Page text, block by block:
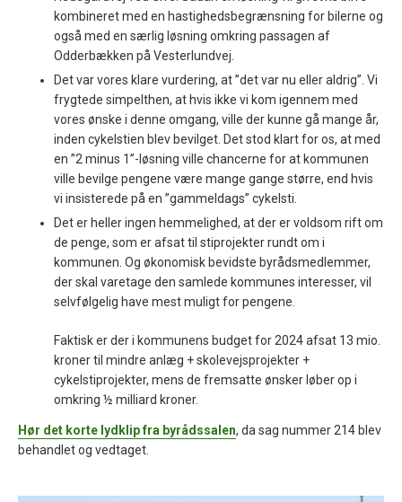
kombineret med en hastighedsbegrænsning for bilerne og
også med en særlig løsning omkring passagen af
Odderbækken på Vesterlundvej.
Det var vores klare vurdering, at ”det var nu eller aldrig”. Vi
frygtede simpelthen, at hvis ikke vi kom igennem med
vores ønske i denne omgang, ville der kunne gå mange år,
inden cykelstien blev bevilget. Det stod klart for os, at med
en ”2 minus 1”-løsning ville chancerne for at kommunen
ville bevilge pengene være mange gange større, end hvis
vi insisterede på en ”gammeldags” cykelsti.
Det er heller ingen hemmelighed, at der er voldsom rift om
de penge, som er afsat til stiprojekter rundt om i
kommunen. Og økonomisk bevidste byrådsmedlemmer,
der skal varetage den samlede kommunes interesser, vil
selvfølgelig have mest muligt for pengene.
Faktisk er der i kommunens budget for 2024 afsat 13 mio.
kroner til mindre anlæg + skolevejsprojekter +
cykelstiprojekter, mens de fremsatte ønsker løber op i
omkring ½ milliard kroner.
Hør det korte lydklip fra byrådssalen, da sag nummer 214 blev
behandlet og vedtaget.